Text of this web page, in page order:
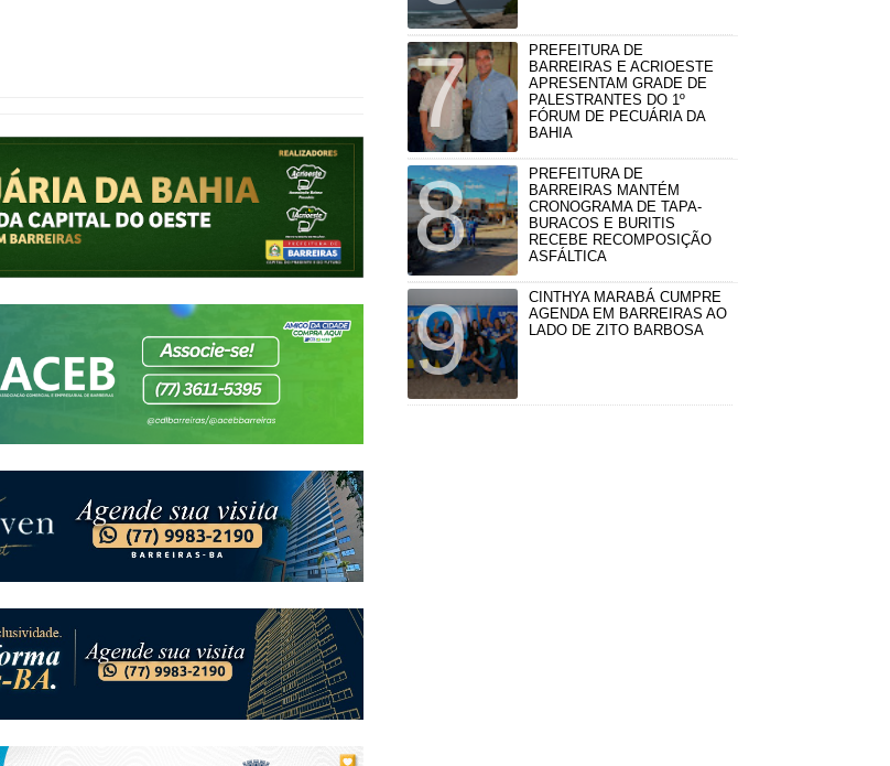
PREFEITURA DE
BARREIRAS E ACRIOESTE
APRESENTAM GRADE DE
PALESTRANTES DO 1º
FÓRUM DE PECUÁRIA DA
BAHIA
PREFEITURA DE
BARREIRAS MANTÉM
CRONOGRAMA DE TAPA-
BURACOS E BURITIS
RECEBE RECOMPOSIÇÃO
ASFÁLTICA
CINTHYA MARABÁ CUMPRE
AGENDA EM BARREIRAS AO
LADO DE ZITO BARBOSA